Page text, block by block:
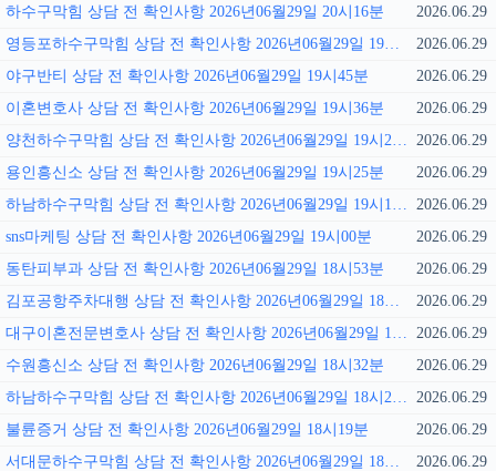
하수구막힘 상담 전 확인사항 2026년06월29일 20시16분
2026.06.29
영등포하수구막힘 상담 전 확인사항 2026년06월29일 19시51분
2026.06.29
야구반티 상담 전 확인사항 2026년06월29일 19시45분
2026.06.29
이혼변호사 상담 전 확인사항 2026년06월29일 19시36분
2026.06.29
양천하수구막힘 상담 전 확인사항 2026년06월29일 19시29분 2026.06.29
용인흥신소 상담 전 확인사항 2026년06월29일 19시25분
2026.06.29
하남하수구막힘 상담 전 확인사항 2026년06월29일 19시15분 2026.06.29
sns마케팅 상담 전 확인사항 2026년06월29일 19시00분
2026.06.29
동탄피부과 상담 전 확인사항 2026년06월29일 18시53분
2026.06.29
김포공항주차대행 상담 전 확인사항 2026년06월29일 18시47분
2026.06.29
대구이혼전문변호사 상담 전 확인사항 2026년06월29일 18시40분 2026.06.29
수원흥신소 상담 전 확인사항 2026년06월29일 18시32분
2026.06.29
하남하수구막힘 상담 전 확인사항 2026년06월29일 18시26분 2026.06.29
불륜증거 상담 전 확인사항 2026년06월29일 18시19분
2026.06.29
서대문하수구막힘 상담 전 확인사항 2026년06월29일 18시12분
2026.06.29